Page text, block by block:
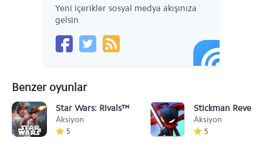
Yeni içerikler sosyal medya akışınıza
gelsin
Benzer oyunlar
Star Wars: Rivals™
Aksiyon
5
Stickman
Aksiyon
5